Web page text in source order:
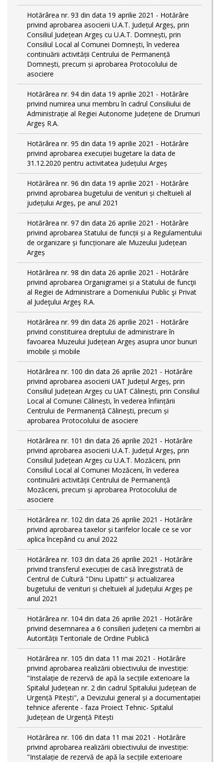
Hotărârea nr. 93 din data 19 aprilie 2021 - Hotărâre
privind aprobarea asocierii U.A.T. Județul Argeș, prin
Consiliul Județean Argeș cu U.A.T. Domnești, prin
Consiliul Local al Comunei Domnești, în vederea
continuării activității Centrului de Permanență
Domnești, precum și aprobarea Protocolului de
asociere
Hotărârea nr. 94 din data 19 aprilie 2021 - Hotărâre
privind numirea unui membru în cadrul Consiliului de
Administrație al Regiei Autonome Județene de Drumuri
Argeș R.A.
Hotărârea nr. 95 din data 19 aprilie 2021 - Hotărâre
privind aprobarea execuției bugetare la data de
31.12.2020 pentru activitatea Județului Argeș
Hotărârea nr. 96 din data 19 aprilie 2021 - Hotărâre
privind aprobarea bugetului de venituri și cheltuieli al
județului Argeș, pe anul 2021
Hotărârea nr. 97 din data 26 aprilie 2021 - Hotărâre
privind aprobarea Statului de funcții și a Regulamentului
de organizare și funcționare ale Muzeului Județean
Argeș
Hotărârea nr. 98 din data 26 aprilie 2021 - Hotărâre
privind aprobarea Organigramei și a Statului de funcţii
al Regiei de Administrare a Domeniului Public şi Privat
al Judeţului Argeş R.A.
Hotărârea nr. 99 din data 26 aprilie 2021 - Hotărâre
privind constituirea dreptului de administrare în
favoarea Muzeului Județean Argeș asupra unor bunuri
imobile și mobile
Hotărârea nr. 100 din data 26 aprilie 2021 - Hotărâre
privind aprobarea asocierii UAT Județul Argeș, prin
Consiliul Județean Argeș cu UAT Călinești, prin Consiliul
Local al Comunei Călinești, în vederea înființării
Centrului de Permanență Călinești, precum și
aprobarea Protocolului de asociere
Hotărârea nr. 101 din data 26 aprilie 2021 - Hotărâre
privind aprobarea asocierii U.A.T. Județul Argeș, prin
Consiliul Județean Argeș cu U.A.T. Mozăceni, prin
Consiliul Local al Comunei Mozăceni, în vederea
continuării activității Centrului de Permanență
Mozăceni, precum și aprobarea Protocolului de
asociere
Hotărârea nr. 102 din data 26 aprilie 2021 - Hotărâre
privind aprobarea taxelor și tarifelor locale ce se vor
aplica începând cu anul 2022
Hotărârea nr. 103 din data 26 aprilie 2021 - Hotărâre
privind transferul execuției de casă înregistrată de
Centrul de Cultură "Dinu Lipatti" și actualizarea
bugetului de venituri și cheltuieli al Județului Argeș pe
anul 2021
Hotărârea nr. 104 din data 26 aprilie 2021 - Hotărâre
privind desemnarea a 6 consilieri județeni ca membri ai
Autorității Teritoriale de Ordine Publică
Hotărârea nr. 105 din data 11 mai 2021 - Hotărâre
privind aprobarea realizării obiectivului de investiție:
"Instalație de rezervă de apă la secțiile exterioare la
Spitalul Județean nr. 2 din cadrul Spitalului Județean de
Urgență Pitești", a Devizului general și a documentației
tehnice aferente - faza Proiect Tehnic- Spitalul
Județean de Urgență Pitești
Hotărârea nr. 106 din data 11 mai 2021 - Hotărâre
privind aprobarea realizării obiectivului de investiție:
"Instalație de rezervă de apă la secțiile exterioare